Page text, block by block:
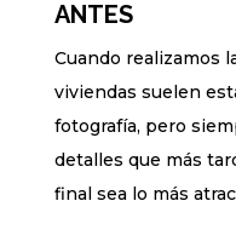
ANTES
Cuando realizamos
viviendas suelen
fotografía, pero
detalles que más
final sea lo más